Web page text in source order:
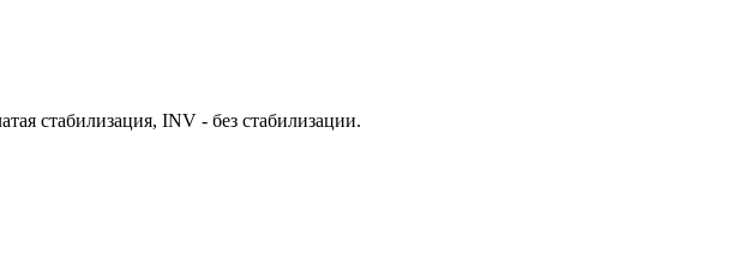
стабилизация, INV - без стабилизации.